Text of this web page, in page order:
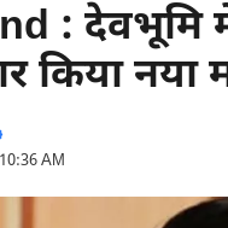
: देवभूमि
किया नया
AM